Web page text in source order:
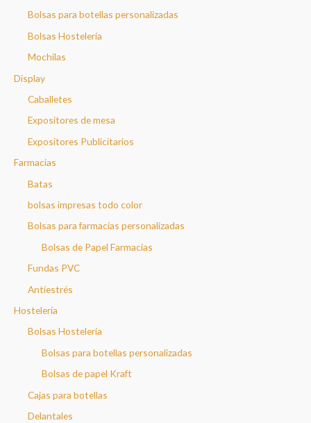
Bolsas para botellas personalizadas
Bolsas Hostelería
Mochilas
Display
Caballetes
Expositores de mesa
Expositores Publicitarios
Farmacias
Batas
bolsas impresas todo color
Bolsas para farmacias personalizadas
Bolsas de Papel Farmacias
Fundas PVC
Antiestrés
Hostelería
Bolsas Hostelería
Bolsas para botellas personalizadas
Bolsas de papel Kraft
Cajas para botellas
Delantales